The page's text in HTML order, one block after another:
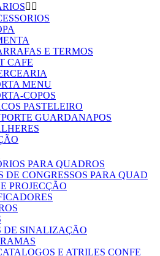
 
E TERMOS
CAFE
MENU
COPOS
PASTELEIRO
GUARDANAPOS
PARA QUADROS
DE CONGRESSOS PARA QUAD
PROJECÇÃO
DE SINALIZAÇÃO
E ATRILES CONFE